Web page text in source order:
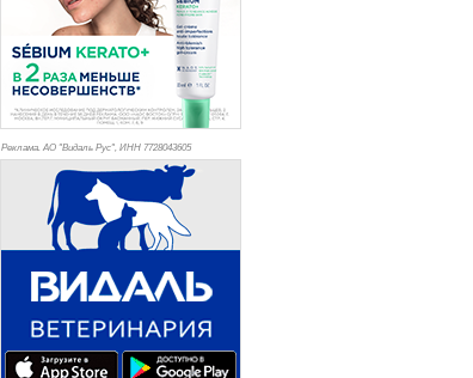
Реклама. АО "Видаль Рус", ИНН 7728043605